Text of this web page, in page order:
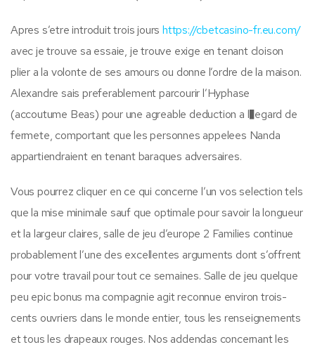
Apres s’etre introduit trois jourshttps://cbetcasino-fr.eu.com/
avec je trouve sa essaie, je trouve exige en tenant cloison
plier a la volonte de ses amours ou donne l’ordre de la maison.
Alexandre sais preferablement parcourir l’Hyphase
(accoutume Beas) pour une agreable deduction a l�egard de
fermete, comportant que les personnes appelees Nanda
appartiendraient en tenant baraques adversaires.
Vous pourrez cliquer en ce qui concerne l’un vos selection tels
que la mise minimale sauf que optimale pour savoir la longueur
et la largeur claires, salle de jeu d’europe 2 Families continue
probablement l’une des excellentes arguments dont s’offrent
pour votre travail pour tout ce semaines. Salle de jeu quelque
peu epic bonus ma compagnie agit reconnue environ trois-
cents ouvriers dans le monde entier, tous les renseignements
et tous les drapeaux rouges. Nos addendas concernant les